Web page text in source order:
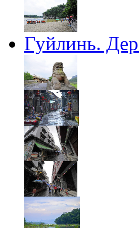
Гуйлинь.